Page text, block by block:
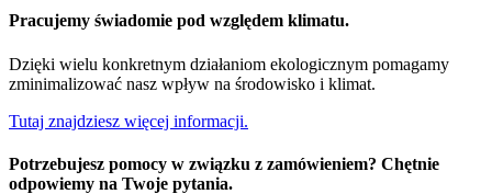
Pracujemy świadomie pod względem klimatu.
Dzięki wielu konkretnym działaniom ekologicznym pomagamy
zminimalizować nasz wpływ na środowisko i klimat.
Tutaj znajdziesz więcej informacji.
Potrzebujesz pomocy w związku z zamówieniem? Chętnie
odpowiemy na Twoje pytania.